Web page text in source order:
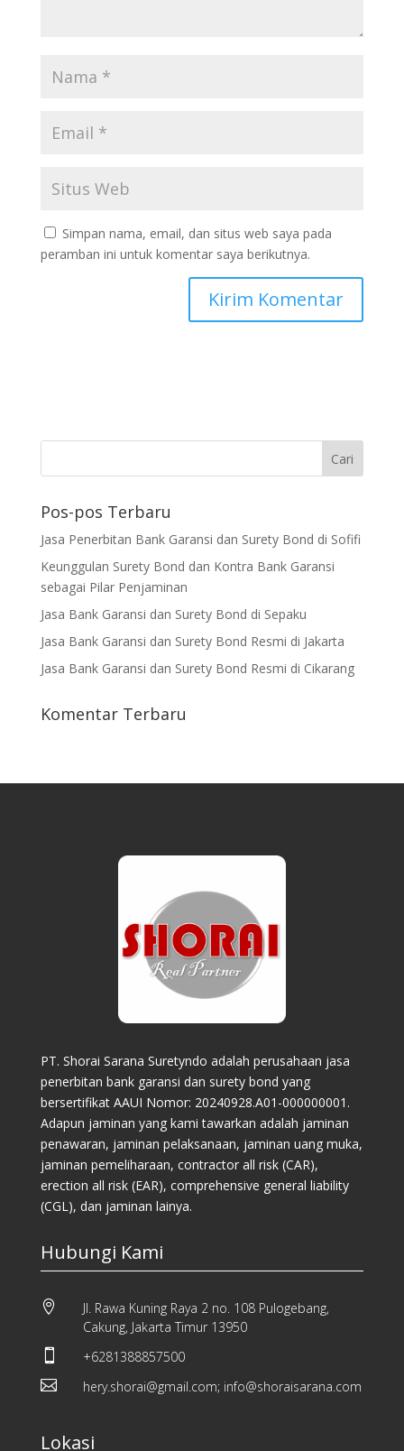
Simpan nama, email, dan situs web saya pada
peramban ini untuk komentar saya berikutnya.
Pos-pos Terbaru
Jasa Penerbitan Bank Garansi dan Surety Bond di Sofifi
Keunggulan Surety Bond dan Kontra Bank Garansi
sebagai Pilar Penjaminan
Jasa Bank Garansi dan Surety Bond di Sepaku
Jasa Bank Garansi dan Surety Bond Resmi di Jakarta
Jasa Bank Garansi dan Surety Bond Resmi di Cikarang
Komentar Terbaru
PT. Shorai Sarana Suretyndo adalah perusahaan jasa
penerbitan bank garansi dan surety bond yang
bersertifikat AAUI Nomor: 20240928.A01-000000001.
Adapun jaminan yang kami tawarkan adalah jaminan
penawaran, jaminan pelaksanaan, jaminan uang muka,
jaminan pemeliharaan, contractor all risk (CAR),
erection all risk (EAR), comprehensive general liability
(CGL), dan jaminan lainya.
Hubungi Kami

Jl. Rawa Kuning Raya 2 no. 108 Pulogebang,
Cakung, Jakarta Timur 13950
 +6281388857500
 hery.shorai@gmail.com; info@shoraisarana.com
Lokasi